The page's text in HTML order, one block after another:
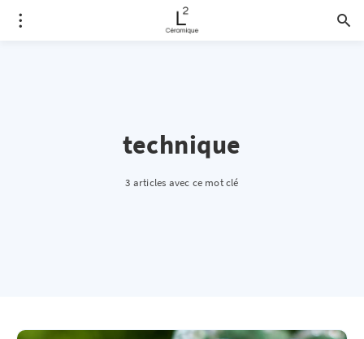
technique
3 articles avec ce mot clé